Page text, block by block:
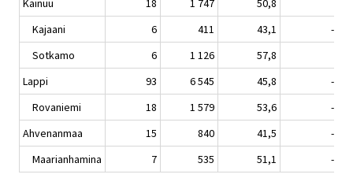
Kainuu 18 1 747 50,8
Kajaani
6 411 43,1
-0,9
Sotkamo
6 1 126 57,8
Lappi
93 6 545 45,8
-2,9
Rovaniemi
18 1 579 53,6
-4,5
Ahvenanmaa
15 840 41,5
-3,3
Maarianhamina
7 535 51,1 -2,5